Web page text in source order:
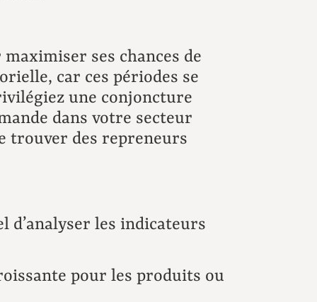
ses chances de
car ces périodes se
une conjoncture
dans votre secteur
trouver des repreneurs
d’analyser les indicateurs
pour les produits ou